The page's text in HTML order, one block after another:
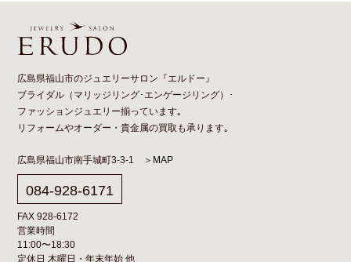
広島県福山市のジュエリーサロン『エルドー』
ブライダル（ マリッジリング･ エンゲージリング）･
ファッションジュエリー揃っています｡
リフォームやオーダー ・貴金属の買取も承ります｡
広島県福山市南手城町3-3-1 ＞MAP
084-928-6171
FAX 928-6172
営業時間
11:00〜18:30
定休日 木曜日・年末年始 他